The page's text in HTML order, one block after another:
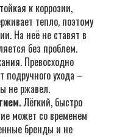
к коррозии,
тепло, поэтому
На неё не ставят в
без проблем.
Превосходно
подручного ухода –
не ржавел.
Лёгкий, быстро
может со временем
бренды и не